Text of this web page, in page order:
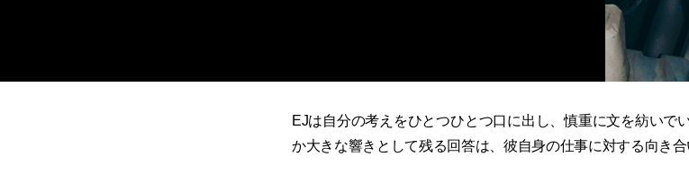
EJは自分の考えをひとつひとつ口に出し、慎重に文を紡いで
か大きな響きとして残る回答は、彼自身の仕事に対する向き合